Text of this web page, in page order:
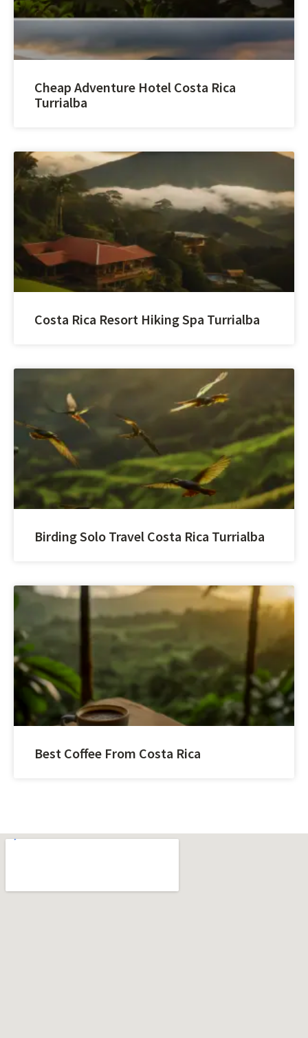
Cheap Adventure Hotel Costa Rica
Turrialba
Costa Rica Resort Hiking Spa Turrialba
Birding Solo Travel Costa Rica Turrialba
Best Coffee From Costa Rica